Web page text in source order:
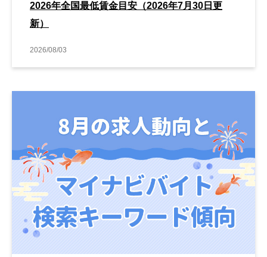
2026年全国最低賃金目安（2026年7月30日更
新）
2026/08/03